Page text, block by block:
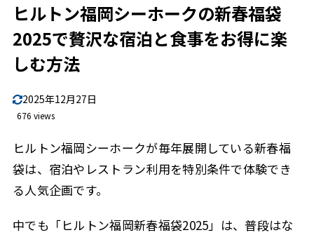
ヒルトン福岡シーホークの新春福袋
2025で贅沢な宿泊と食事をお得に楽
しむ方法
2025年12月27日
676 views
ヒルトン福岡シーホークが毎年展開している新春福
袋は、宿泊やレストラン利用を特別条件で体験でき
る人気企画です。
中でも「ヒルトン福岡新春福袋2025」は、普段はな